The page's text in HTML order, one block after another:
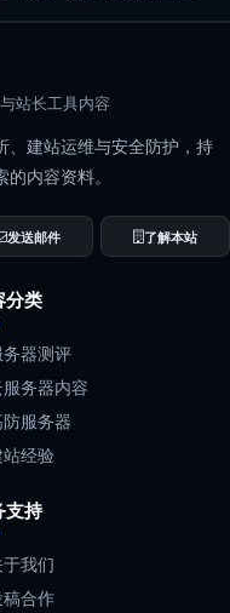
站长工具内容
、建站运维与安全防护，持
内容资料。
发送邮件 了解本站
分类
务器测评
务器内容
服务器
经验
支持
于我们
合作